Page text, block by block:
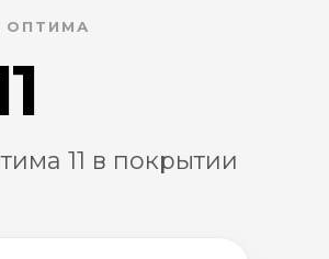
ОПТИМА
11 в покрытии